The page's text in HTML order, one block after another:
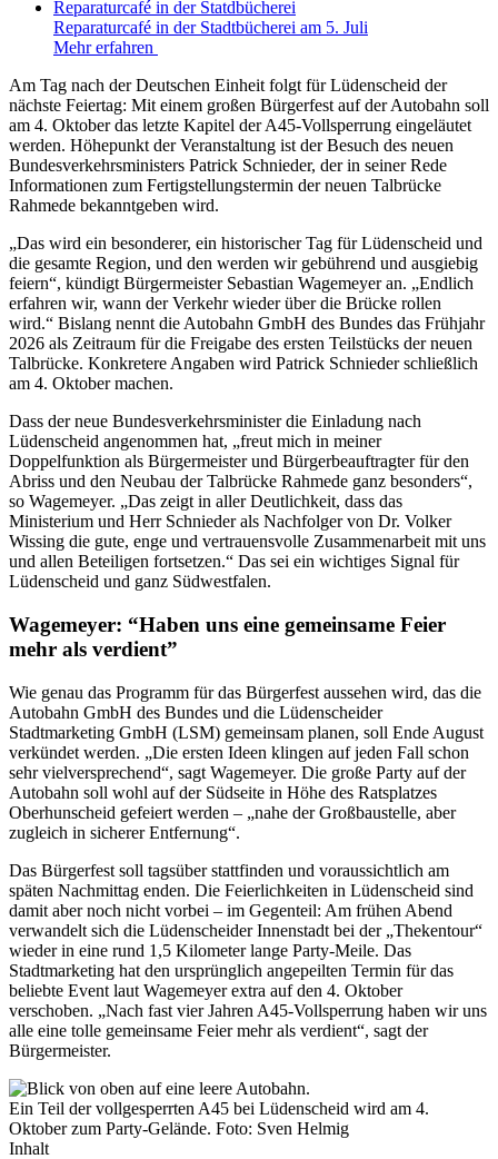
Reparaturcafé in der Stadtbücherei am 5. Juli
Mehr erfahren
Am Tag nach der Deutschen Einheit folgt für Lüdenscheid der
nächste Feiertag: Mit einem großen Bürgerfest auf der Autobahn soll
am 4. Oktober das letzte Kapitel der A45-Vollsperrung eingeläutet
werden. Höhepunkt der Veranstaltung ist der Besuch des neuen
Bundesverkehrsministers Patrick Schnieder, der in seiner Rede
Informationen zum Fertigstellungstermin der neuen Talbrücke
Rahmede bekanntgeben wird.
„Das wird ein besonderer, ein historischer Tag für Lüdenscheid und
die gesamte Region, und den werden wir gebührend und ausgiebig
feiern“, kündigt Bürgermeister Sebastian Wagemeyer an. „Endlich
erfahren wir, wann der Verkehr wieder über die Brücke rollen
wird.“ Bislang nennt die Autobahn GmbH des Bundes das Frühjahr
2026 als Zeitraum für die Freigabe des ersten Teilstücks der neuen
Talbrücke. Konkretere Angaben wird Patrick Schnieder schließlich
am 4. Oktober machen.
Dass der neue Bundesverkehrsminister die Einladung nach
Lüdenscheid angenommen hat, „freut mich in meiner
Doppelfunktion als Bürgermeister und Bürgerbeauftragter für den
Abriss und den Neubau der Talbrücke Rahmede ganz besonders“,
so Wagemeyer. „Das zeigt in aller Deutlichkeit, dass das
Ministerium und Herr Schnieder als Nachfolger von Dr. Volker
Wissing die gute, enge und vertrauensvolle Zusammenarbeit mit uns
und allen Beteiligen fortsetzen.“ Das sei ein wichtiges Signal für
Lüdenscheid und ganz Südwestfalen.
Wagemeyer: “Haben uns eine gemeinsame Feier
mehr als verdient”
Wie genau das Programm für das Bürgerfest aussehen wird, das die
Autobahn GmbH des Bundes und die Lüdenscheider
Stadtmarketing GmbH (LSM) gemeinsam planen, soll Ende August
verkündet werden. „Die ersten Ideen klingen auf jeden Fall schon
sehr vielversprechend“, sagt Wagemeyer. Die große Party auf der
Autobahn soll wohl auf der Südseite in Höhe des Ratsplatzes
Oberhunscheid gefeiert werden – „nahe der Großbaustelle, aber
zugleich in sicherer Entfernung“.
Das Bürgerfest soll tagsüber stattfinden und voraussichtlich am
späten Nachmittag enden. Die Feierlichkeiten in Lüdenscheid sind
damit aber noch nicht vorbei – im Gegenteil: Am frühen Abend
verwandelt sich die Lüdenscheider Innenstadt bei der „Thekentour“
wieder in eine rund 1,5 Kilometer lange Party-Meile. Das
Stadtmarketing hat den ursprünglich angepeilten Termin für das
beliebte Event laut Wagemeyer extra auf den 4. Oktober
verschoben. „Nach fast vier Jahren A45-Vollsperrung haben wir uns
alle eine tolle gemeinsame Feier mehr als verdient“, sagt der
Bürgermeister.
Ein Teil der vollgesperrten A45 bei Lüdenscheid wird am 4.
Oktober zum Party-Gelände. Foto: Sven Helmig
Inhalt